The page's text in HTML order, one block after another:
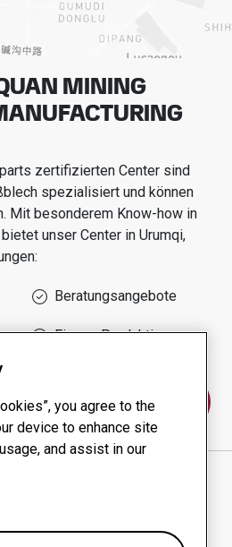
MINING
zertifizierten Center sind
spezialisiert und können
Mit besonderem Know-how in
bietet unser Center in Urumqi,
Beratungsangebote
Eigene Produktion
Kontakt
MACHINERY
LTD.
you agree to the
device to enhance site
and assist in our